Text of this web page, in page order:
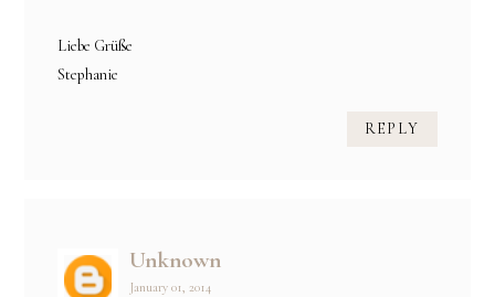
Liebe Grüße
Stephanie
REPLY
Unknown
January 01, 2014